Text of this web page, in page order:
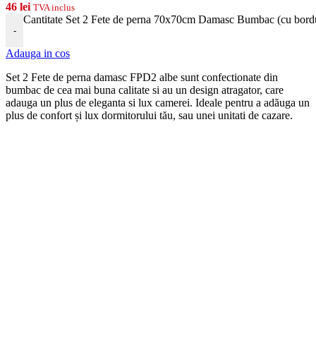
46 lei TVA inclus
-
Cantitate Set 2 Fete de perna 70x70cm Damasc Bumbac (cu
Adauga in cos
Set 2 Fete de perna damasc FPD2 albe sunt confectionate din
bumbac de cea mai buna calitate si au un design atragator, care
adauga un plus de eleganta si lux camerei. Ideale pentru a adăuga un
plus de confort și lux dormitorului tău, sau unei unitati de cazare.